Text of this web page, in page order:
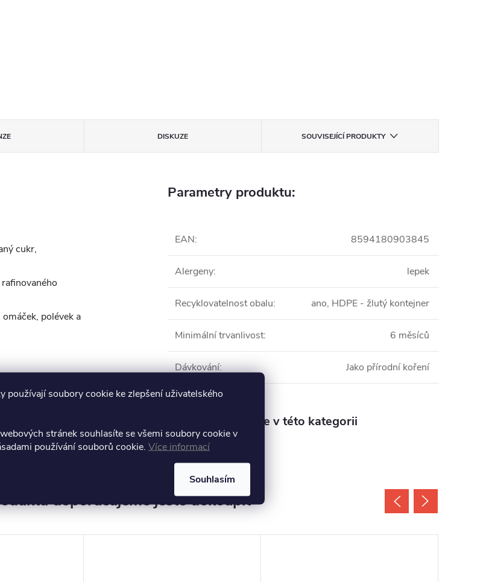
používají soubory cookie ke zlepšení uživatelského
stránek souhlasíte se všemi soubory cookie v
používání souborů cookie. Více informací
Souhlasím
DISKUZE SOUVISEJÍCÍ PRODUKTY
cukr,
polévek a
(1,75%),
Parametry produktu:
EAN: 8594180903845
Alergeny: lepek
Recyklovatelnost obalu: ano, HDPE - žlutý kontejner
Minimální trvanlivost: 6 měsíců
Dávkování: Jako přírodní koření
Produkt naleznete v této kategorii
Emulze
doporučujeme ještě dokoupit